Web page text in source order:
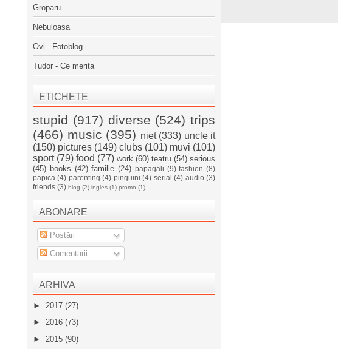
Groparu
Nebuloasa
Ovi - Fotoblog
Tudor - Ce merita
ETICHETE
stupid (917) diverse (524) trips
(466) music (395) niet (333) uncle it
(150) pictures (149) clubs (101) muvi (101)
sport (79) food (77) work (60) teatru (54) serious
(45) books (42) familie (24) papagali (9) fashion (8)
papica (4) parenting (4) pinguini (4) serial (4) audio (3)
friends (3) blog (2) ingles (1) promo (1)
ABONARE
Postări
Comentarii
ARHIVA
► 2017 (27)
► 2016 (73)
► 2015 (90)